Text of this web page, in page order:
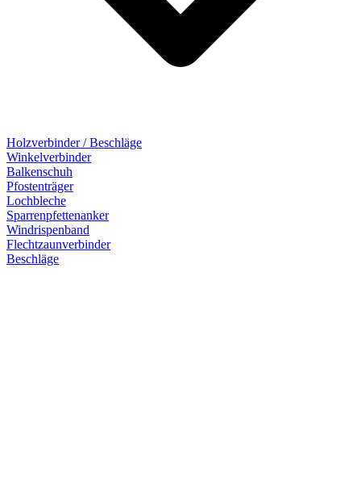
Holzverbinder / Beschläge
Winkelverbinder
Balkenschuh
Pfostenträger
Lochbleche
Sparrenpfettenanker
Windrispenband
Flechtzaunverbinder
Beschläge